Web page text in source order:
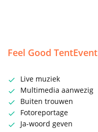
Feel Good TentEvent
Live muziek
Multimedia aanwezig
Buiten trouwen
Fotoreportage
Ja-woord geven